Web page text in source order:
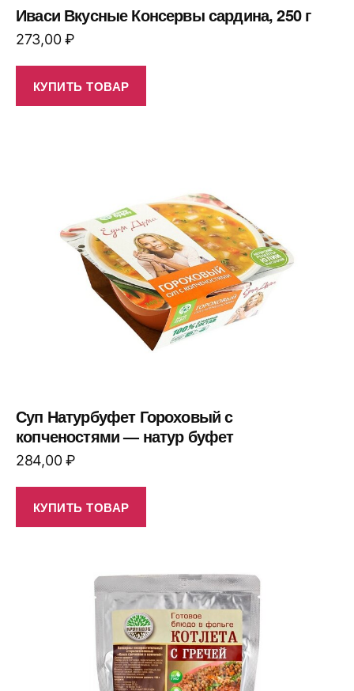
Иваси Вкусные Консервы сардина, 250 г
273,00₽
КУПИТЬ ТОВАР
Суп Натурбуфет Гороховый с
копченостями — натур буфет
284,00₽
КУПИТЬ ТОВАР